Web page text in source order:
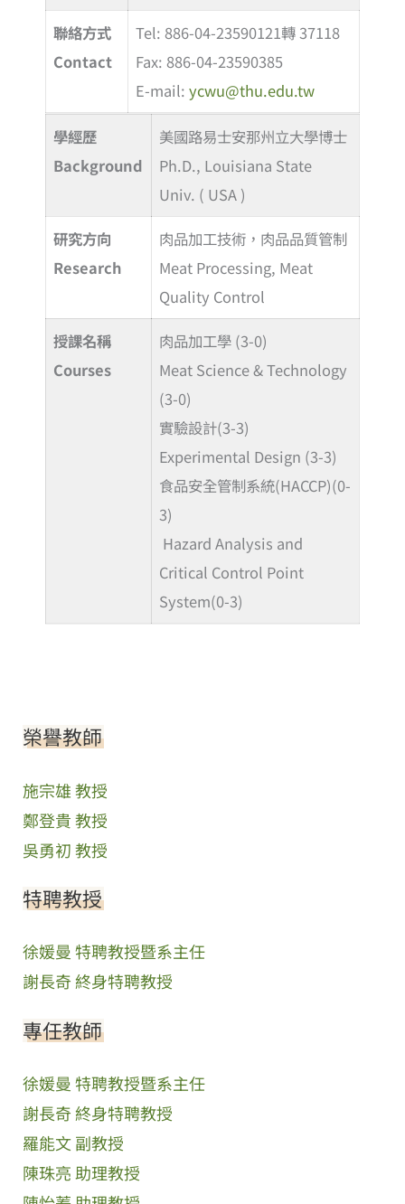
榮譽教師
施宗雄 教授
鄭登貴 教授
吳勇初 教授
特聘教授
徐媛曼 特聘教授暨系主任
謝長奇 終身特聘教授
專任教師
徐媛曼 特聘教授暨系主任
謝長奇 終身特聘教授
羅能文 副教授
陳珠亮 助理教授
聯絡方式
Contact
Tel: 886-04-23590121轉 37118
Fax: 886-04-23590385
E-mail: ycwu@thu.edu.tw
學經歷
Background
美國路易士安那州立大學博士
Ph.D., Louisiana State
Univ. ( USA )
研究方向
Research
肉品加工技術，肉品品質管制
Meat Processing, Meat
Quality Control
授課名稱
Courses
肉品加工學 (3-0)
Meat Science & Technology
(3-0)
實驗設計(3-3)
Experimental Design (3-3)
食品安全管制系統(HACCP)(0-
3)
Hazard Analysis and
Critical Control Point
System(0-3)